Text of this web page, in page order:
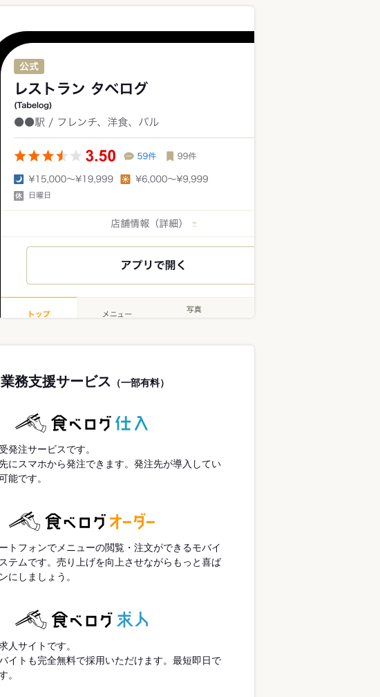
業務支援サービス （一部有料）
発注サービスです。
にスマホから発注できます。発注先が導入してい
能です。
トフォンでメニューの閲覧・注文ができるモバイ
テムです。売り上げを向上させながらもっと喜ば
にしましょう。
人サイトです。
イトも完全無料で採用いただけます。最短即日で